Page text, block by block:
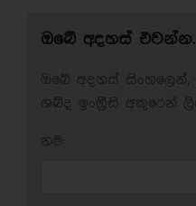
ඔබේ අදහස් එවන්න.